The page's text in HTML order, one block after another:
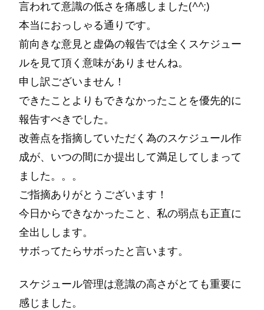
言われて意識の低さを痛感しました(^^;)
本当におっしゃる通りです。
前向きな意見と虚偽の報告では全くスケジュー
ルを見て頂く意味がありませんね。
申し訳ございません！
できたことよりもできなかったことを優先的に
報告すべきでした。
改善点を指摘していただく為のスケジュール作
成が、いつの間にか提出して満足してしまって
ました。。。
ご指摘ありがとうございます！
今日からできなかったこと、私の弱点も正直に
全出しします。
サボってたらサボったと言います。
スケジュール管理は意識の高さがとても重要に
感じました。